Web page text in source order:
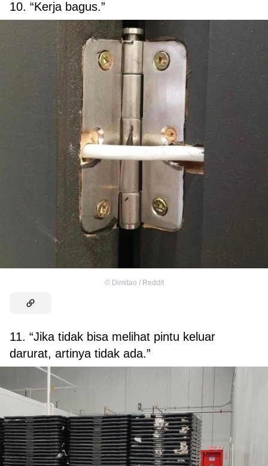
10. “Kerja bagus.”
© Dimitao / Reddit
11. “Jika tidak bisa melihat pintu keluar
darurat, artinya tidak ada.”